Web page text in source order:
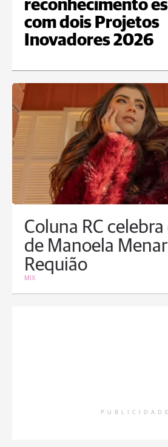
reconhecimento
com dois Projetos
Inovadores 2026
Coluna RC celebra
de Manoela
Requião
MIX
PUBLICIDADE